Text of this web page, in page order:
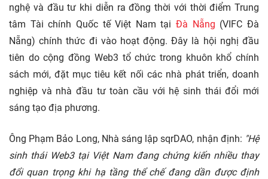
nghệ và đầu tư khi diễn ra đồng thời với thời điểm Trung
tâm Tài chính Quốc tế Việt Nam tạiĐà Nẵng (VIFC Đà
Nẵng) chính thức đi vào hoạt động. Đây là hội nghị đầu
tiên do cộng đồng Web3 tổ chức trong khuôn khổ chính
sách mới, đặt mục tiêu kết nối các nhà phát triển, doanh
nghiệp và nhà đầu tư toàn cầu với hệ sinh thái đổi mới
sáng tạo địa phương.
Ông Phạm Bảo Long, Nhà sáng lập sqrDAO, nhận định: "Hệ
sinh thái Web3 tại Việt Nam đang chứng kiến nhiều thay
đổi quan trọng khi hạ tầng thể chế đang dần được định